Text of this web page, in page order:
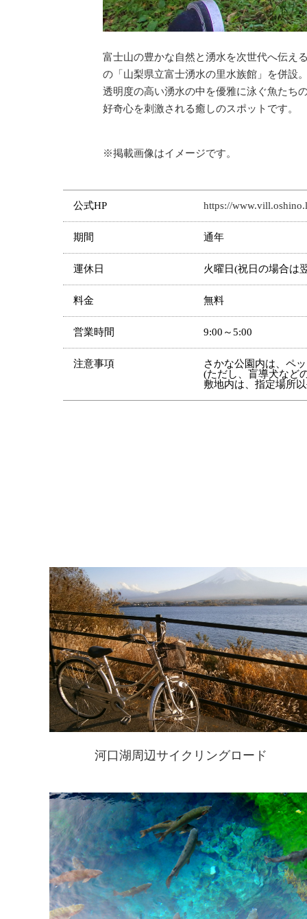
富士山の豊かな自然と湧水を次世代へ伝え
の「山梨県立富士湧水の里水族館」を併設
透明度の高い湧水の中を優雅に泳ぐ魚たち
好奇心を刺激される癒しのスポットです。
※掲載画像はイメージです。
公式HP https://
期間 通年
運休日 火曜日(祝日の場合は
料金 無料
営業時間 9:00～5:00
注意事項
さかな公園内は、ペ
(ただし、盲導犬など
敷地内は、指定場所
河口湖周辺サイクリングロード